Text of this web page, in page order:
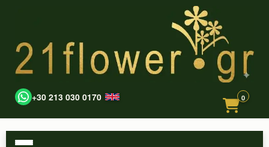
+30 213 030 0170 0